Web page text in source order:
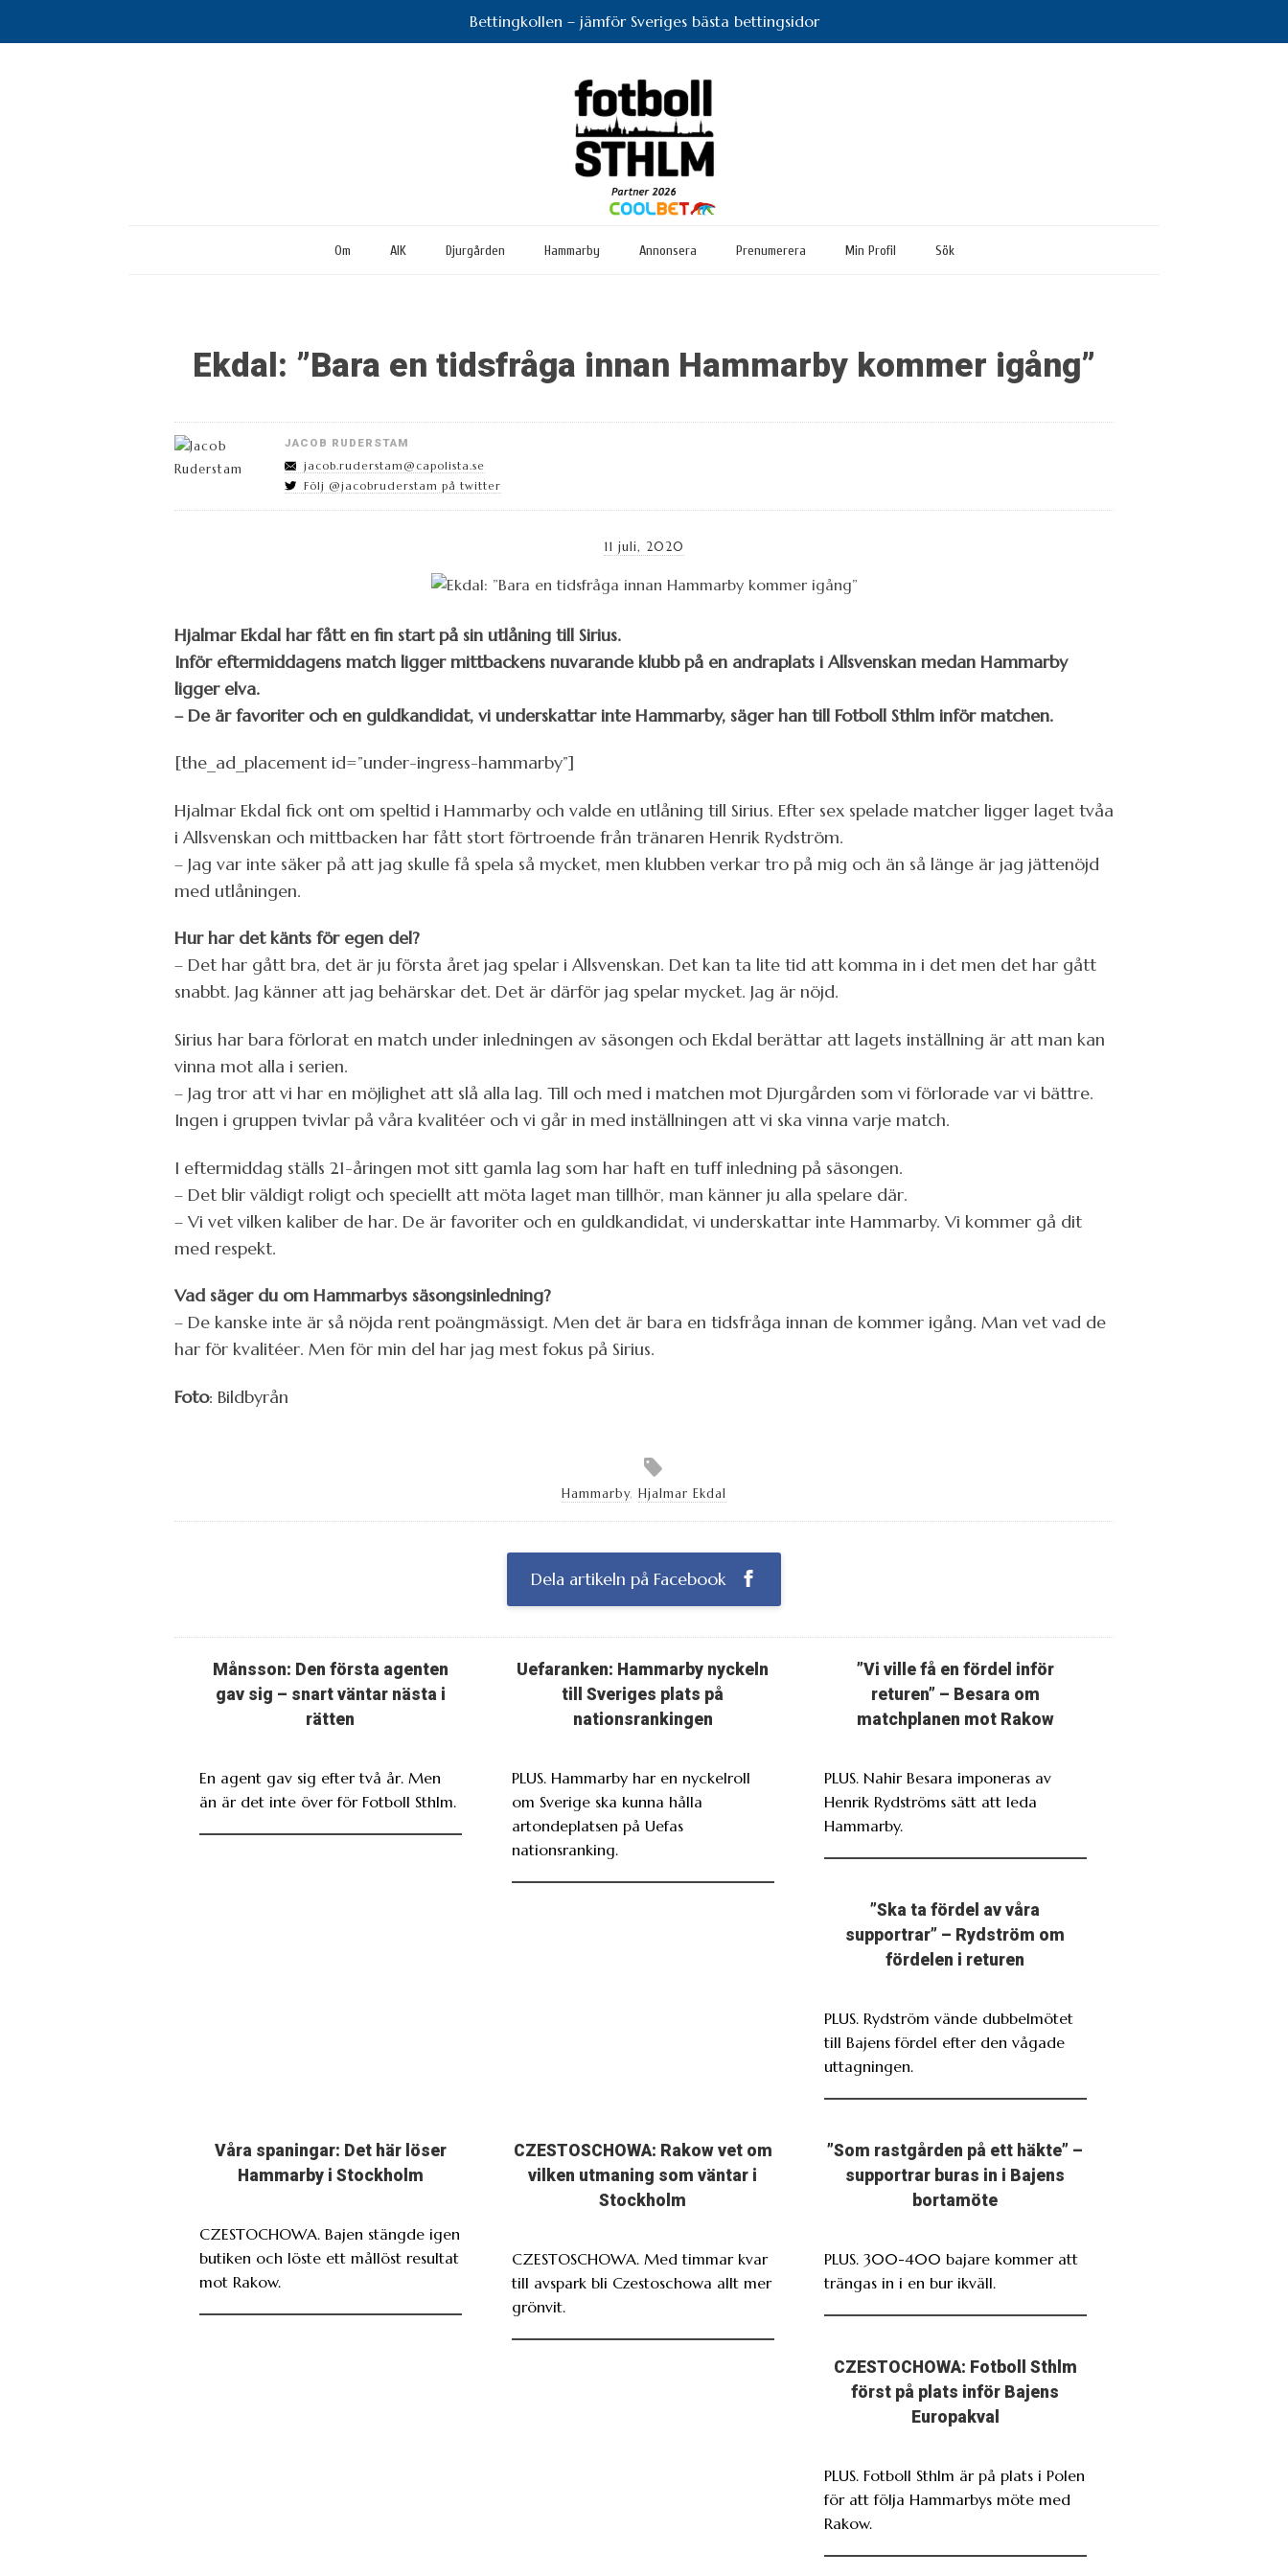
Bettingkollen – jämför Sveriges bästa bettingsidor
Om AIK Djurgården Hammarby Annonsera Prenumerera Min Profil Sök
Ekdal: ”Bara en tidsfråga innan Hammarby kommer igång”
JACOB RUDERSTAM
jacob.ruderstam@capolista.se
Följ @jacobruderstam på twitter
11 juli, 2020
Hjalmar Ekdal har fått en fin start på sin utlåning till Sirius.
Inför eftermiddagens match ligger mittbackens nuvarande klubb på en andraplats i Allsvenskan medan Hammarby
ligger elva.
– De är favoriter och en guldkandidat, vi underskattar inte Hammarby, säger han till Fotboll Sthlm inför matchen.
[the_ad_placement id=”under-ingress-hammarby”]
Hjalmar Ekdal fick ont om speltid i Hammarby och valde en utlåning till Sirius. Efter sex spelade matcher ligger laget tvåa
i Allsvenskan och mittbacken har fått stort förtroende från tränaren Henrik Rydström.
– Jag var inte säker på att jag skulle få spela så mycket, men klubben verkar tro på mig och än så länge är jag jättenöjd
med utlåningen.
Hur har det känts för egen del?
– Det har gått bra, det är ju första året jag spelar i Allsvenskan. Det kan ta lite tid att komma in i det men det har gått
snabbt. Jag känner att jag behärskar det. Det är därför jag spelar mycket. Jag är nöjd.
Sirius har bara förlorat en match under inledningen av säsongen och Ekdal berättar att lagets inställning är att man kan
vinna mot alla i serien.
– Jag tror att vi har en möjlighet att slå alla lag. Till och med i matchen mot Djurgården som vi förlorade var vi bättre.
Ingen i gruppen tvivlar på våra kvalitéer och vi går in med inställningen att vi ska vinna varje match.
I eftermiddag ställs 21-åringen mot sitt gamla lag som har haft en tuff inledning på säsongen.
– Det blir väldigt roligt och speciellt att möta laget man tillhör, man känner ju alla spelare där.
– Vi vet vilken kaliber de har. De är favoriter och en guldkandidat, vi underskattar inte Hammarby. Vi kommer gå dit
med respekt.
Vad säger du om Hammarbys säsongsinledning?
– De kanske inte är så nöjda rent poängmässigt. Men det är bara en tidsfråga innan de kommer igång. Man vet vad de
har för kvalitéer. Men för min del har jag mest fokus på Sirius.
Foto: Bildbyrån
Hammarby, Hjalmar Ekdal
Dela artikeln på Facebook
Månsson: Den första agenten
gav sig – snart väntar nästa i
rätten
En agent gav sig efter två år. Men
än är det inte över för Fotboll Sthlm.
Uefaranken: Hammarby nyckeln
till Sveriges plats på
nationsrankingen
PLUS. Hammarby har en nyckelroll
om Sverige ska kunna hålla
artondeplatsen på Uefas
nationsranking.
”Vi ville få en fördel inför
returen” – Besara om
matchplanen mot Rakow
PLUS. Nahir Besara imponeras av
Henrik Rydströms sätt att leda
Hammarby.
”Ska ta fördel av våra
supportrar” – Rydström om
fördelen i returen
PLUS. Rydström vände dubbelmötet
till Bajens fördel efter den vågade
uttagningen.
Våra spaningar: Det här löser
Hammarby i Stockholm
CZESTOCHOWA. Bajen stängde igen
butiken och löste ett mållöst resultat
mot Rakow.
CZESTOSCHOWA: Rakow vet om
vilken utmaning som väntar i
Stockholm
CZESTOSCHOWA. Med timmar kvar
till avspark bli Czestoschowa allt mer
grönvit.
”Som rastgården på ett häkte” –
supportrar buras in i Bajens
bortamöte
PLUS. 300-400 bajare kommer att
trängas in i en bur ikväll.
CZESTOCHOWA: Fotboll Sthlm
först på plats inför Bajens
Europakval
PLUS. Fotboll Sthlm är på plats i Polen
för att följa Hammarbys möte med
Rakow.